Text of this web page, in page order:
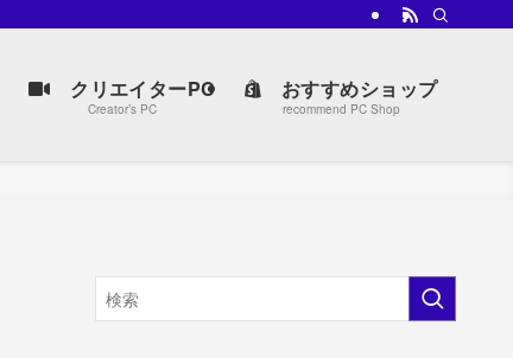
クリエイターPC
Creator’s PC
おすすめショップ
recommend PC Shop